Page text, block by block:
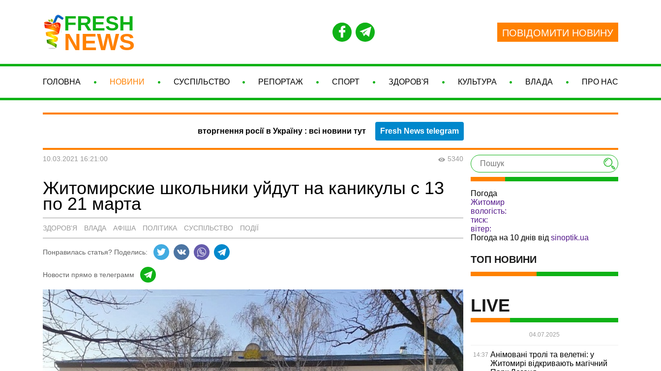
FRESH
NEWS ПОВІДОМИТИ НОВИНУ
ГОЛОВНА НОВИНИ СУСПІЛЬСТВО РЕПОРТАЖ СПОРТ ЗДОРОВ'Я КУЛЬТУРА ВЛАДА ПРО НАС
вторгнення росії в Україну : всі новини тут Fresh News telegram
10.03.2021 16:21:00 5340
Житомирские школьники уйдут на каникулы с 13
по 21 марта
ЗДОРОВ'Я ВЛАДА АФІША ПОЛІТИКА СУСПІЛЬСТВО ПОДІЇ
Понравилась статья? Поделись:
Новости прямо в телеграмм
Погода
Житомир
вологість:
тиск:
вітер:
Погода на 10 днів від sinoptik.ua
ТОП НОВИНИ
LIVE
04.07.2025
14:37 Анімовані тролі та велетні: у
Житомирі відкривають магічний